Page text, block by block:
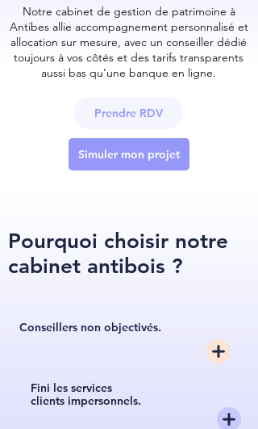
Notre cabinet de gestion de patrimoine à
Antibes allie accompagnement personnalisé et
allocation sur mesure, avec un conseiller dédié
toujours à vos côtés et des tarifs transparents
aussi bas qu’une banque en ligne.
Prendre RDV
Simuler mon projet
Pourquoi choisir notre
cabinet antibois ?
Conseillers non objectivés.
Fini les services
clients impersonnels.